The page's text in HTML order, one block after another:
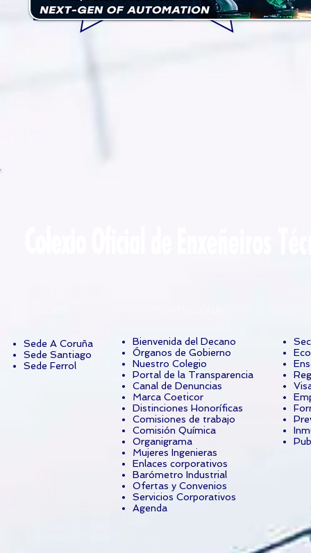
Sede A Coruña
Sede Santiago
Sede Ferrol
Bienvenida del Decano
Órganos de Gobierno
Nuestro Colegio
Portal de la Transparencia
Canal de Denuncias
Marca Coeticor
Distinciones Honoríficas
Comisiones de trabajo
Comisión Química
Organigrama
Mujeres Ingenieras
Enlaces corporativos
Barómetro Industrial
Ofertas y Convenios
Servicios Corporativos
Agenda